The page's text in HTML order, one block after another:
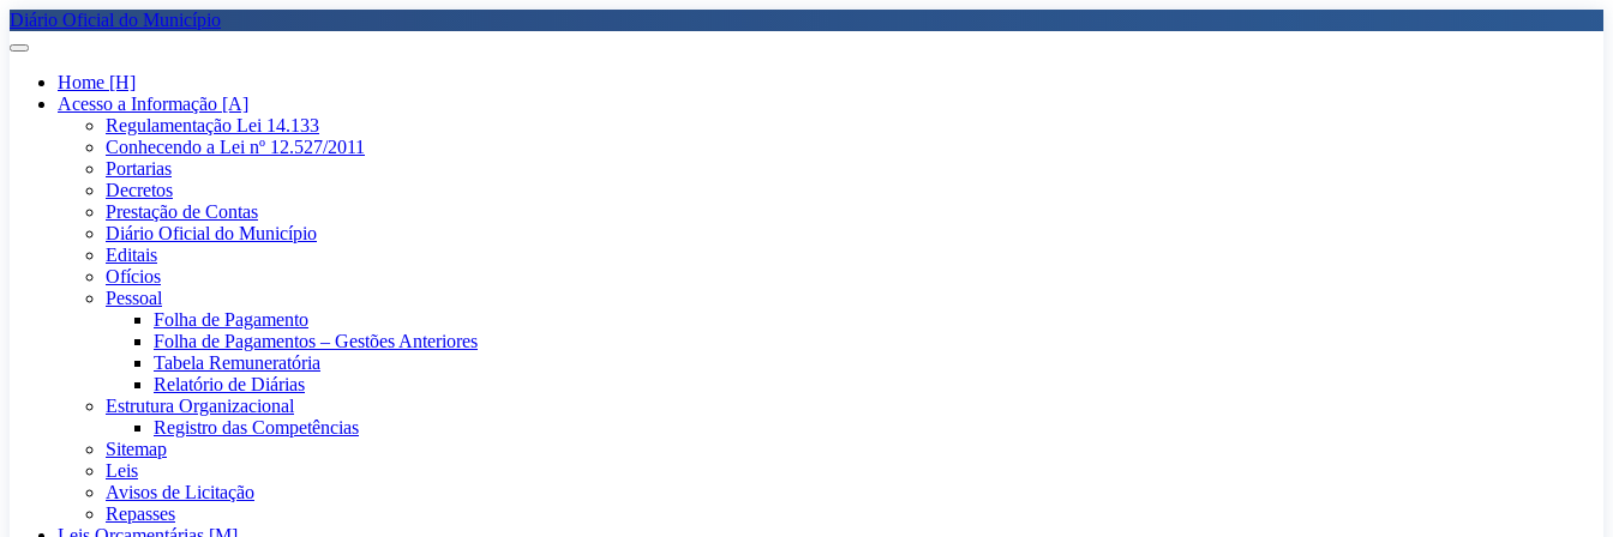
Diário Oficial do Município
Home [H]
Acesso a Informação [A]
Regulamentação Lei 14.133
Conhecendo a Lei nº 12.527/2011
Portarias
Decretos
Prestação de Contas
Diário Oficial do Município
Editais
Ofícios
Pessoal
Folha de Pagamento
Folha de Pagamentos – Gestões Anteriores
Tabela Remuneratória
Relatório de Diárias
Estrutura Organizacional
Registro das Competências
Sitemap
Leis
Avisos de Licitação
Repasses